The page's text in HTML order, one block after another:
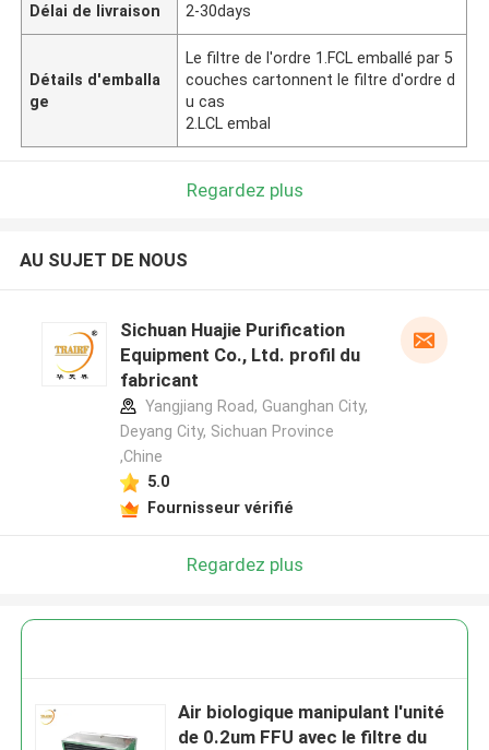
Délai de livraison 2-30days
Détails d'emballa
ge
Le filtre de l'ordre 1.FCL emballé par 5
couches cartonnent le filtre d'ordre d
u cas
2.LCL embal
Regardez plus
AU SUJET DE NOUS
Sichuan Huajie Purification
Equipment Co., Ltd. profil du
fabricant
Yangjiang Road, Guanghan City,
Deyang City, Sichuan Province
,Chine
5.0
Fournisseur vérifié
Regardez plus
Air biologique manipulant l'unité
de 0.2um FFU avec le filtre du